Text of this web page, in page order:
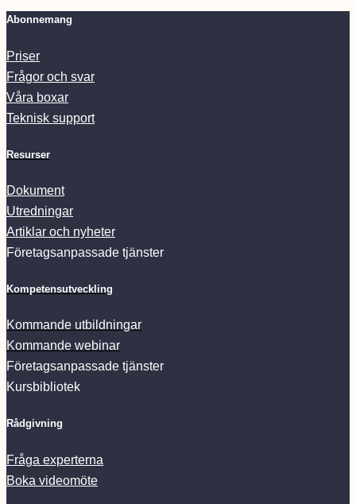
Abonnemang
Priser
Frågor och svar
Våra boxar
Teknisk support
Resurser
Dokument
Utredningar
Artiklar och nyheter
Företagsanpassade tjänster
Kompetensutveckling
Kommande utbildningar
Kommande webinar
Företagsanpassade tjänster
Kursbibliotek
Rådgivning
Fråga experterna
Boka videomöte